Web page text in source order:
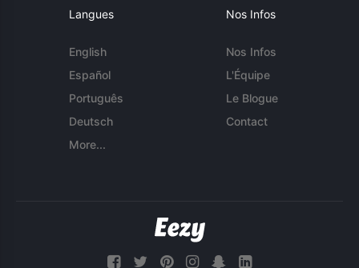
Langues
English
Español
Português
Deutsch
More...
Nos Infos
Nos Infos
L'Équipe
Le Blogue
Contact